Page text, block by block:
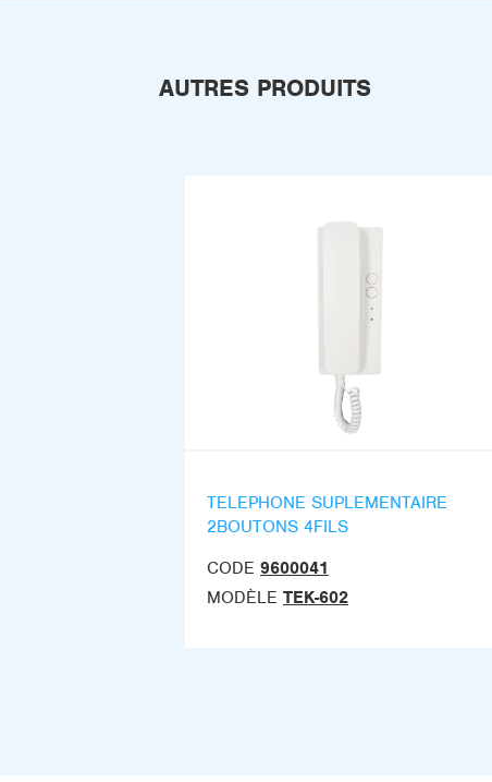
AUTRES PRODUITS
TELEPHONE SUPLEMENTAIRE
2BOUTONS 4FILS
CODE 9600041
MODÈLE TEK-602